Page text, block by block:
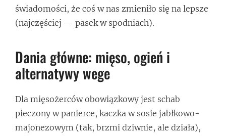
świadomości, że coś w nas zmieniło się na lepsze
(najczęściej — pasek w spodniach).
Dania główne: mięso, ogień i
alternatywy wege
Dla mięsożerców obowiązkowy jest schab
pieczony w panierce, kaczka w sosie jabłkowo-
majonezowym (tak, brzmi dziwnie, ale działa),